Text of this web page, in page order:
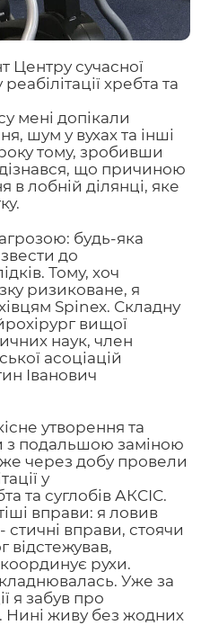
Центру сучасної
хребта та
мені допікали
шум у вухах та інші
тому, зробивши
що причиною
в лобній ділянці, яке
будь-яка
до
Тому, хоч
ризиковане, я
Spinex. Складну
вищої
наук, член
асоціацій
Іванович
утворення та
з подальшою заміною
через добу провели
у
та суглобів АКСІС.
вправи: я ловив
стичні вправи, стоячи
відстежував,
рухи.
Уже за
я забув про
Нині живу без жодних